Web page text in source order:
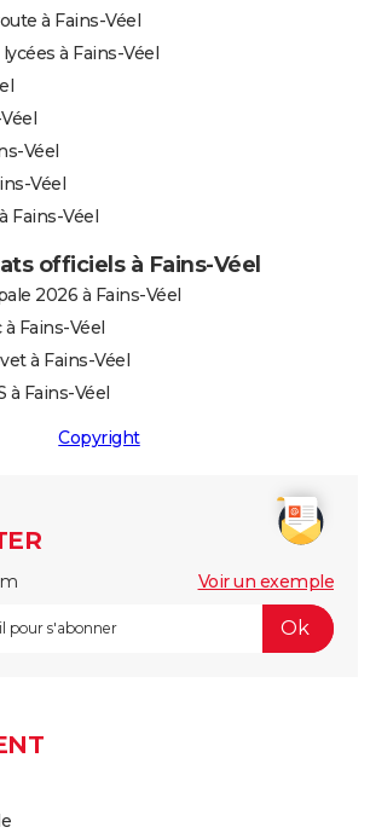
à Fains-Véel
à Fains-Véel
Véel
Véel
Fains-Véel
officiels à Fains-Véel
2026 à Fains-Véel
Fains-Véel
à Fains-Véel
à Fains-Véel
Copyright
Voir un exemple